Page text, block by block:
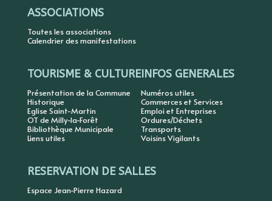
ASSOCIATIONS
Toutes les associations
Calendrier des manifestations
TOURISME & CULTURE
Présentation de la Commune
Historique
Eglise Saint-Martin
OT de Milly-la-Forêt
Bibliothèque Municipale
Liens utiles
INFOS GENERALES
Numéros utiles
Commerces et Services
Emploi et Entreprises
Ordures/Déchets
Transports
Voisins Vigilants
RESERVATION DE SALLES
Espace Jean-Pierre Hazard